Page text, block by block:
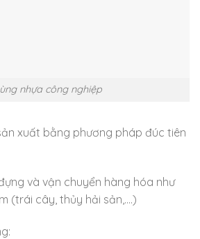
nhựa công nghiệp
xuất bằng phương pháp đúc tiên
và vận chuyển hàng hóa như
(trái cây, thủy hải sản,….)